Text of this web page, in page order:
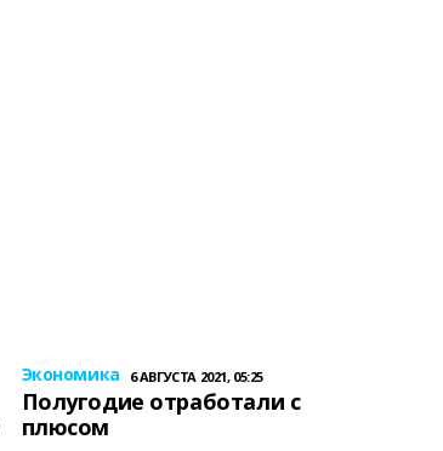
Экономика 6 АВГУСТА 2021, 05:25
Полугодие отработали с
плюсом